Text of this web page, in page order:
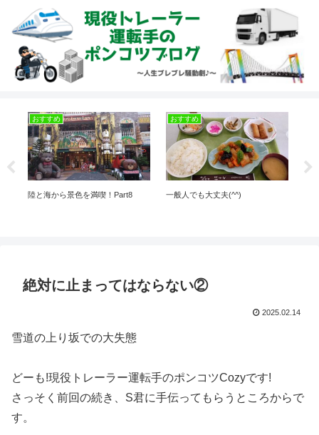
おすすめ
陸と海から景色を満喫！Part8
おすすめ
一般人でも大丈夫(^^)
絶対に止まってはならない②
2025.02.14
雪道の上り坂での大失態
どーも!現役トレーラー運転手のポンコツCozyです!
さっそく前回の続き、S君に手伝ってもらうところからで
す。